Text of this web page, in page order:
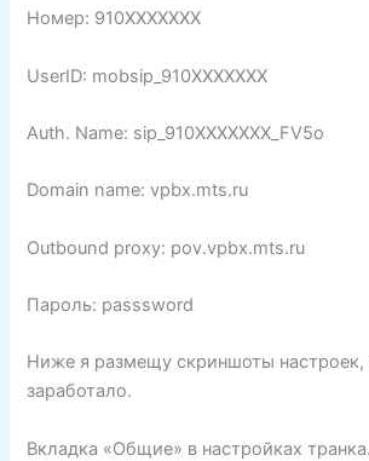
Номер: 910XXXXXXX
UserID: mobsip_910XXXXXXX
Auth. Name: sip_910XXXXXXX_FV5o
Domain name: vpbx.mts.ru
Outbound proxy: pov.vpbx.mts.ru
Пароль: passsword
Ниже я размещу скриншоты настроек,
заработало.
Вкладка «Общие» в настройках транка.